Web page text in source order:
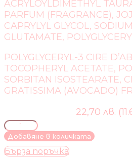
ACRYLOYLDIMETHYL
PARFUM (FRAGRANCE),
CAPRYLYL GLYCOL,
GLUTAMATE,
POLYGLYCERYL-3 CIRE
TOCOPHERYL ACETATE,
SORBITAN ISOSTEARATE,
GRATISSIMA (AVOCADO)
22,70 лв.
количество
за
MUSTELA-
ХИДРАТИРАЩ
Добавяне в количката
Бърза поръчка